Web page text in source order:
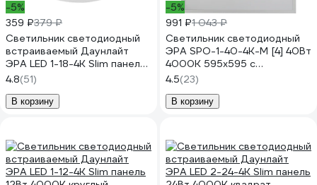
-5%
359 ₽379 ₽
Светильник светодиодный
встраиваемый Даунлайт
ЭРА LED 1-18-4K Slim панель
18Вт 4000К круглый
Б0019459
4.8(51)
В корзину
-5%
991 ₽1 043 ₽
Светильник светодиодный
ЭРА SPO-1-40-4K-M [4] 40Вт
4000К 595x595 с
равномерной засветкой
матовый Б0041888
4.5(23)
В корзину